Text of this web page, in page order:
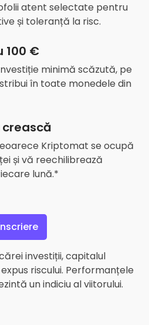
atent selectate pentru
și toleranță la risc.
100 €
minimă scăzută, pe
în toate monedele din
Kriptomat se ocupă
și vă reechilibrează
lună.*
investiții, capitalul
riscului. Performanțele
un indiciu al viitorului.